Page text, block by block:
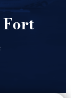
Fort